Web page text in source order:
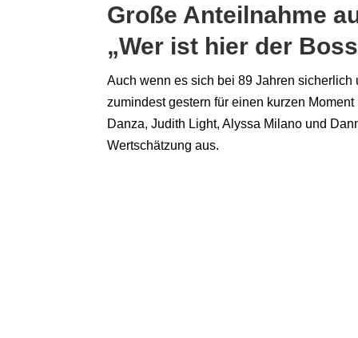
Große Anteilnahme
„Wer ist hier der
Auch wenn es sich bei 89 Jahren
zumindest gestern für einen kurzen
Danza, Judith Light, Alyssa Milano und
Wertschätzung aus.